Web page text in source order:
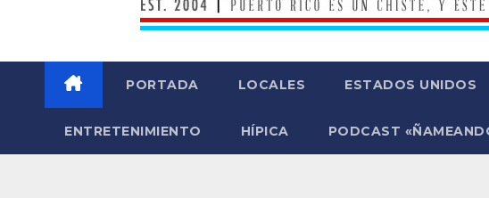
PORTADA LOCALES ESTADOS UNIDOS
ENTRETENIMIENTO HÍPICA PODCAST